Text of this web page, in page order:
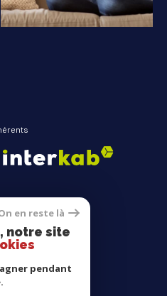
clients
en reste là
notre site
pendant
EXCLUSIVITÉS